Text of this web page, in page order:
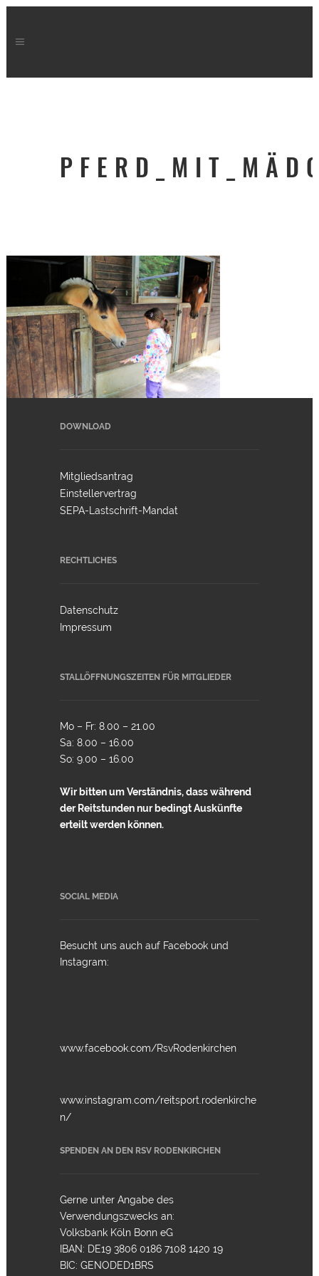
DOWNLOAD
Mitgliedsantrag
Einstellervertrag
SEPA-Lastschrift-Mandat
RECHTLICHES
Datenschutz
Impressum
STALLÖFFNUNGSZEITEN FÜR MITGLIEDER
Mo – Fr: 8.00 – 21.00
Sa: 8.00 – 16.00
So: 9.00 – 16.00
Wir bitten um Verständnis, dass während
der Reitstunden nur bedingt Auskünfte
erteilt werden können.
SOCIAL MEDIA
Besucht uns auch auf Facebook und
Instagram:
www.facebook.com/RsvRodenkirchen
www.instagram.com/reitsport.rodenkirche
n/
SPENDEN AN DEN RSV RODENKIRCHEN
Gerne unter Angabe des
Verwendungszwecks an:
Volksbank Köln Bonn eG
IBAN: DE19 3806 0186 7108 1420 19
BIC: GENODED1BRS